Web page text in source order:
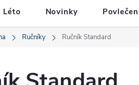
Léto Novinky
Ručníky Ručník Standard